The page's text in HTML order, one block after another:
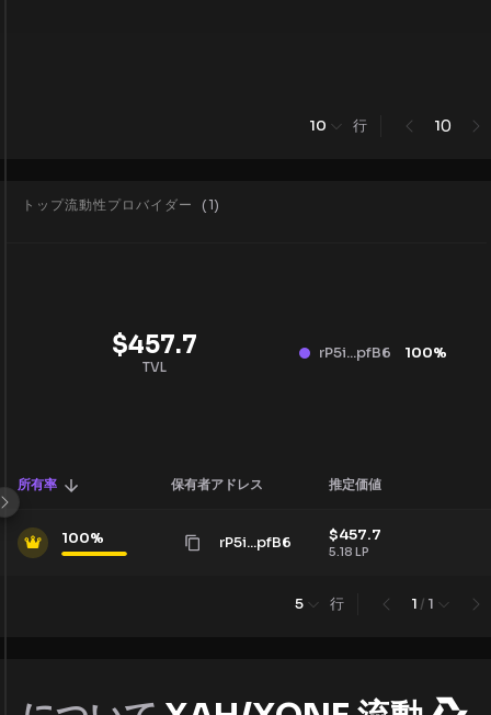
10 行 10
トップ流動性プロバイダー ( 1)
$457.7
TVL
rP5i...pfB6 100%
所有率 保有者アドレス 推定価値
100% rP5i...pfB6 $457.7
5.18 LP
5 行 1 / 1